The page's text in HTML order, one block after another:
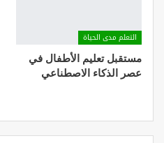
التعلم مدى الحياة
مستقبل تعليم الأطفال في
عصر الذكاء الاصطناعي